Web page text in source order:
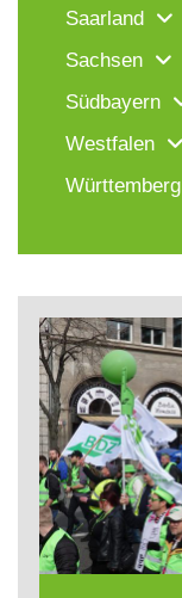
Saarland
Sachsen
Südbayern
Westfalen
Württemberg